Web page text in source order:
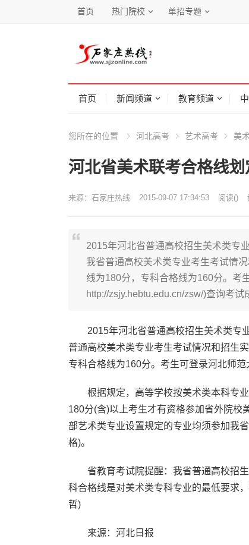
首页 热门院校 单招专题
首页 新闻频道 教育频道
您所在的位置 河北高考 艺术高考 美
河北省美术联考合格线
来源： 石家庄热线 2015-09-07 17:34:53 阅读()
2015年河北省普通高校招生美术类专
我省普通高校美术类专业考生考试情
线为180分，专科合格线为160分。考
http://zsjy.hebtu.edu.cn/zsw/)查询考
2015年河北省普通高校招生美术类专业
普通高校美术类专业考生考试情况和招生
专科合格线为160分。考生可登录河北师范
根据规定，高等学校按美术类本科专业
180分(含)以上考生才有资格参加省外院校
部艺术类专业设置规定的专业均须参加我
格)。
省教育考试院提醒：我省普通高校招生
科合格线是对美术类专科专业的最低要求
哲)
来源：河北日报